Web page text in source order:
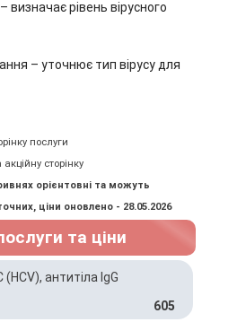
визначає рівень вірусного
– уточнює тип вірусу для
послуги
сторінку
орієнтовні та можуть
ціни оновлено - 28.05.2026
та ціни
(HCV), антитіла IgG
605